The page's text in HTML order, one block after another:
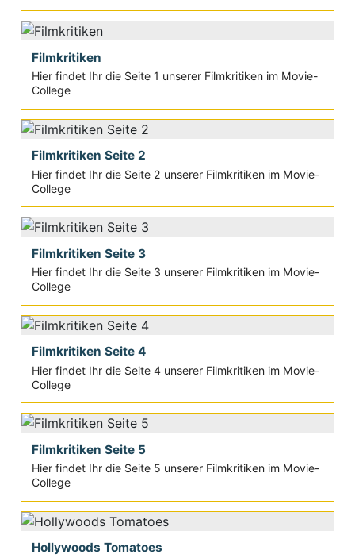
Filmkritiken
Hier findet Ihr die Seite 1 unserer Filmkritiken im Movie-
College
Filmkritiken Seite 2
Hier findet Ihr die Seite 2 unserer Filmkritiken im Movie-
College
Filmkritiken Seite 3
Hier findet Ihr die Seite 3 unserer Filmkritiken im Movie-
College
Filmkritiken Seite 4
Hier findet Ihr die Seite 4 unserer Filmkritiken im Movie-
College
Filmkritiken Seite 5
Hier findet Ihr die Seite 5 unserer Filmkritiken im Movie-
College
Hollywoods Tomatoes